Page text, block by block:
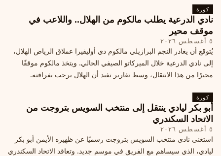
كورة
نادي الدرعية يطلب مالكوم من الهلال.. واللاعب في
موقف محير
٥ أغسطس ٢٠٢٦
يُتوقع أن يغادر النجم البرازيلي مالكوم دي أوليفيرا عملاق الرياض الهلال،
إلى نادي الدرعية خلال الميركاتو الصيفي الحالي. ويتخذ مالكوم موقفًا
محيرًا من هذا الانتقال، وسط تقارير تفيد أن الهلال يرحب بفراقته.
كورة
أبو بكر ليادي ينتقل إلى منتخب السويس بتروجت من
الاتحاد السكندري
٥ أغسطس ٢٠٢٦
استغنى نادي منتخب السويس بتروجت رسميًا عن ظهيره الأيمن أبو بكر
ليادي، الذي سيساهم مع الفريق في موسم جديد. وتعاقد الاتحاد السكندري